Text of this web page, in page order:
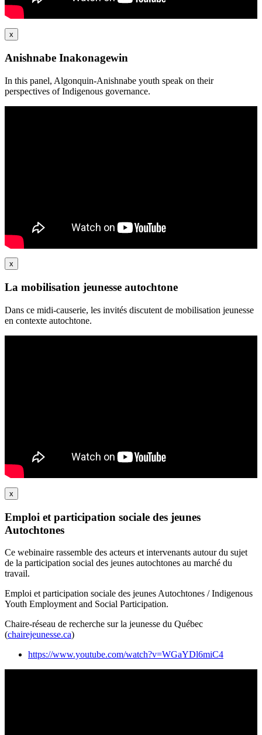
x
Anishnabe Inakonagewin
In this panel, Algonquin-Anishnabe youth speak on their
perspectives of Indigenous governance.
x
La mobilisation jeunesse autochtone
Dans ce midi-causerie, les invités discutent de mobilisation jeunesse
en contexte autochtone.
x
Emploi et participation sociale des jeunes
Autochtones
Ce webinaire rassemble des acteurs et intervenants autour du sujet
de la participation social des jeunes autochtones au marché du
travail.
Emploi et participation sociale des jeunes Autochtones / Indigenous
Youth Employment and Social Participation.
Chaire-réseau de recherche sur la jeunesse du Québec
(chairejeunesse.ca)
https://www.youtube.com/watch?v=WGaYDl6miC4